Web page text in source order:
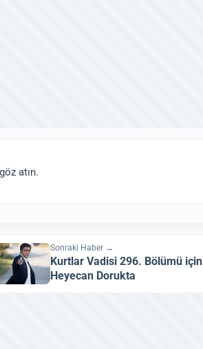
atın.
Sonraki Haber →
Kurtlar Vadisi 296. Bölümü için
Heyecan Dorukta